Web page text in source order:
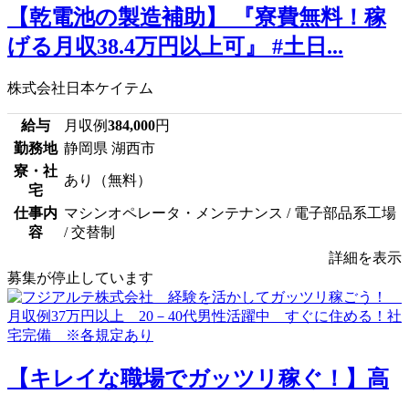
【乾電池の製造補助】 『寮費無料！稼
げる月収38.4万円以上可』 #土日...
株式会社日本ケイテム
給与 月収例384,000円
勤務地 静岡県 湖西市
寮・社
宅
あり（無料）
仕事内
容
マシンオペレータ・メンテナンス / 電子部品系工場
/ 交替制
詳細を表示
募集が停止しています
【キレイな職場でガッツリ稼ぐ！】高